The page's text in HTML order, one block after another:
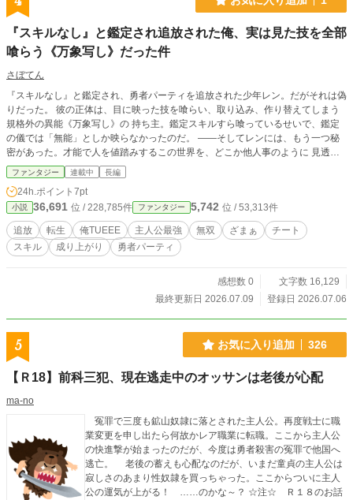
『スキルなし』と鑑定され追放された俺、実は見た技を全部
喰らう《万象写し》だった件
さぼてん
『スキルなし』と鑑定され、勇者パーティを追放された少年レン。だがそれは偽
りだった。 彼の正体は、目に映った技を喰らい、取り込み、作り替えてしまう
規格外の異能《万象写し》の 持ち主。鑑定スキルすら喰っているせいで、鑑定
の儀では「無能」としか映らなかったのだ。 ——そしてレンには、もう一つ秘
密があった。才能で人を値踏みするこの世界を、どこか他人事のように 見透か
す、前世の記憶。かつて別の世界で「何も産めない」と値踏みされて死んだ彼に
とって、この国の やり方は、嗤えるほど見覚えのあるものだった。 だが、世界
はもっと歪んでいた。この国では才能こそが人の値段で、何も産まない力——
喰らい、吸い、消す力を持つ者は「ネズミ」と蔑まれ、駆除すべき害獣として扱
われる。 そしてレン自身が、その「ネズミ」の血を引く最強の一匹だった。 幼
い妹を救えなかったあの日から、「二度と間に合うものか」と技を喰らい続けて
きた彼は、 侮った貴族も、捨てた勇者も技名一閃で叩き伏せながら、やがて知
る、清潔な顔をした権力者たちだったと。 生み出すだけでは、変えられない。
喰らう者の、無双と喪失と、世界を作り替える物語。
ファンタジー 連載中 長編
24h.ポイント 7pt
小説 36,691 位 / 228,785件 ファンタジー 5,742 位 / 53,313件
追放 転生 俺TUEEE 主人公最強 無双 ざまぁ
チート
スキル
成り上がり 勇者パーティ
感想数 0
文字数 16,129
最終更新日 2026.07.09
登録日 2026.07.06
5 お気に入り追加 326
【Ｒ18】前科三犯、現在逃走中のオッサンは老後が心配
ma-no
冤罪で三度も鉱山奴隷に落とされた主人公。再度戦士に職
業変更を申し出たら何故かレア職業に転職。ここから主人公
の快進撃が始まったのだが、今度は勇者殺害の冤罪で他国へ
逃亡。 老後の蓄えも心配なのだが、いまだ童貞の主人公は
寂しさのあまり性奴隷を買っちゃった。ここからついに主人
公の運気が上がる！ ……のかな～？ ☆注☆ Ｒ１８のお話